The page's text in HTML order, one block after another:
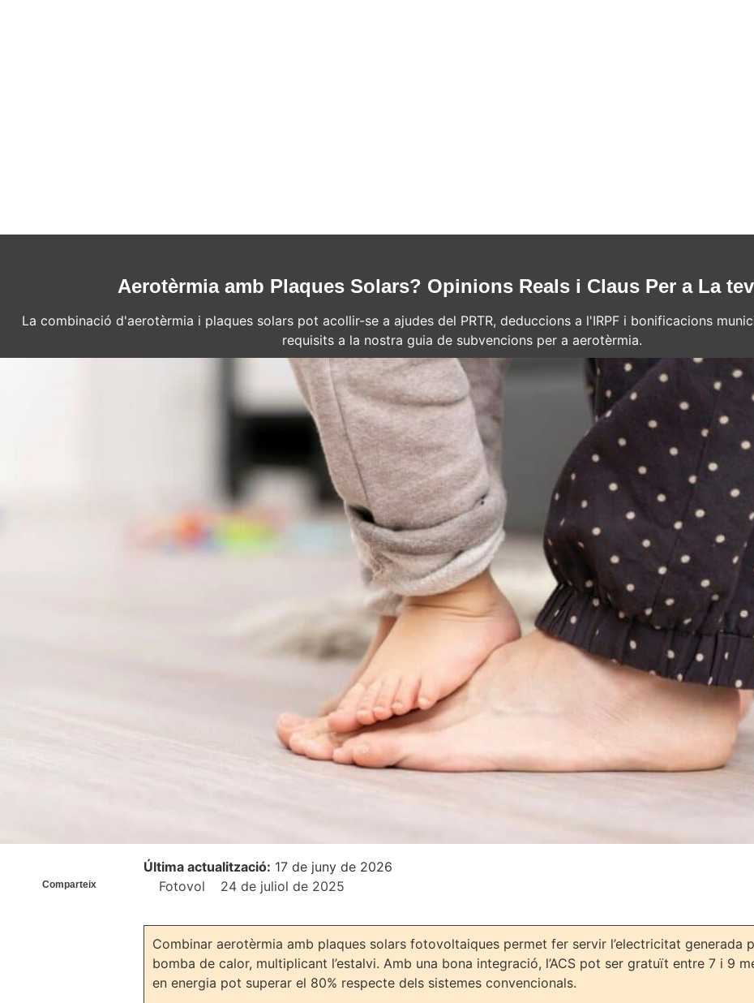
Aerotèrmia amb Plaques Solars? Opinions Reals i Claus Per a La
La combinació d'aerotèrmia i plaques solars pot acollir-se a ajudes del PRTR, deduccions a l'IRPF i bonificacions
requisits a la nostra guia de subvencions per a aerotèrmia.
Comparteix
Última actualització: 17 de juny de 2026
Fotovol
24 de juliol de 2025
Combinar aerotèrmia amb plaques solars fotovoltaiques permet fer servir l’electricitat generada
bomba de calor, multiplicant l’estalvi. Amb una bona integració, l’ACS pot ser gratuït entre 7 i 9
en energia pot superar el 80% respecte dels sistemes convencionals.